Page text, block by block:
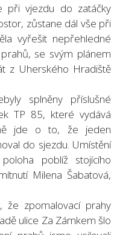
při vjezdu do zatáčky
zůstane dál vše při
vyřešit nepřehledné
se svým plánem
z Uherského Hradiště
splněny příslušné
TP 85, které vydává
jde o to, že jeden
do sjezdu. Umístění
poblíž stojícího
Milena Šabatová,
že zpomalovací prahy
ulice Za Zámkem šlo